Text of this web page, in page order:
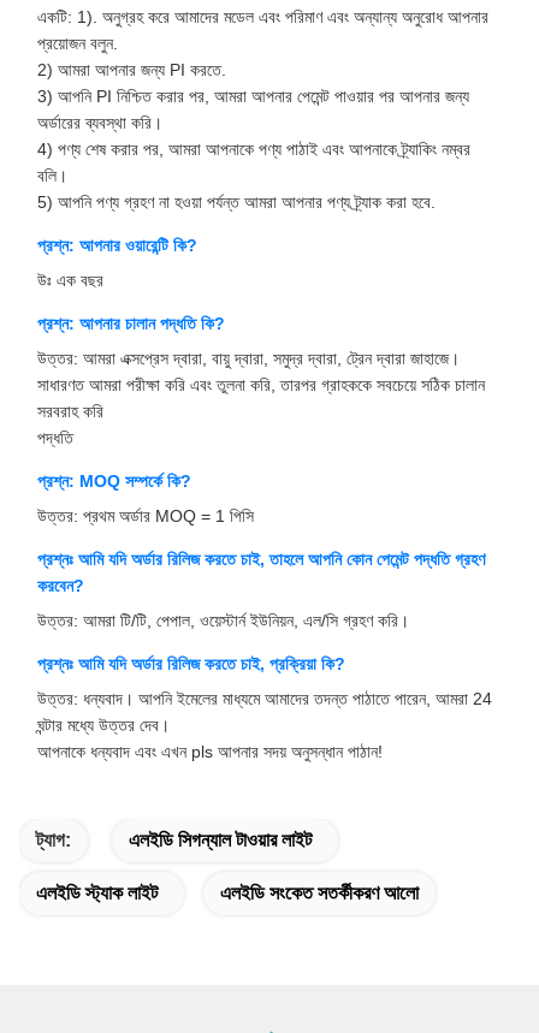
একটি: 1). অনুগ্রহ করে আমাদের মডেল এবং পরিমাণ এবং অন্যান্য অনুরোধ আপনার
প্রয়োজন বলুন.
2) আমরা আপনার জন্য PI করতে.
3) আপনি PI নিশ্চিত করার পর, আমরা আপনার পেমেন্ট পাওয়ার পর আপনার জন্য
অর্ডারের ব্যবস্থা করি।
4) পণ্য শেষ করার পর, আমরা আপনাকে পণ্য পাঠাই এবং আপনাকে ট্র্যাকিং নম্বর
বলি।
5) আপনি পণ্য গ্রহণ না হওয়া পর্যন্ত আমরা আপনার পণ্য ট্র্যাক করা হবে.
প্রশ্ন: আপনার ওয়ারেন্টি কি?
উঃ এক বছর
প্রশ্ন: আপনার চালান পদ্ধতি কি?
উত্তর: আমরা এক্সপ্রেস দ্বারা, বায়ু দ্বারা, সমুদ্র দ্বারা, ট্রেন দ্বারা জাহাজে।
সাধারণত আমরা পরীক্ষা করি এবং তুলনা করি, তারপর গ্রাহককে সবচেয়ে সঠিক চালান
সরবরাহ করি
পদ্ধতি
প্রশ্ন: MOQ সম্পর্কে কি?
উত্তর: প্রথম অর্ডার MOQ = 1 পিসি
প্রশ্নঃ আমি যদি অর্ডার রিলিজ করতে চাই, তাহলে আপনি কোন পেমেন্ট পদ্ধতি গ্রহণ
করবেন?
উত্তর: আমরা টি/টি, পেপাল, ওয়েস্টার্ন ইউনিয়ন, এল/সি গ্রহণ করি।
প্রশ্নঃ আমি যদি অর্ডার রিলিজ করতে চাই, প্রক্রিয়া কি?
উত্তর: ধন্যবাদ। আপনি ইমেলের মাধ্যমে আমাদের তদন্ত পাঠাতে পারেন, আমরা 24
ঘন্টার মধ্যে উত্তর দেব।
আপনাকে ধন্যবাদ এবং এখন pls আপনার সদয় অনুসন্ধান পাঠান!
ট্যাগ: এলইডি সিগন্যাল টাওয়ার লাইট
এলইডি স্ট্যাক লাইট এলইডি সংকেত সতর্কীকরণ আলো